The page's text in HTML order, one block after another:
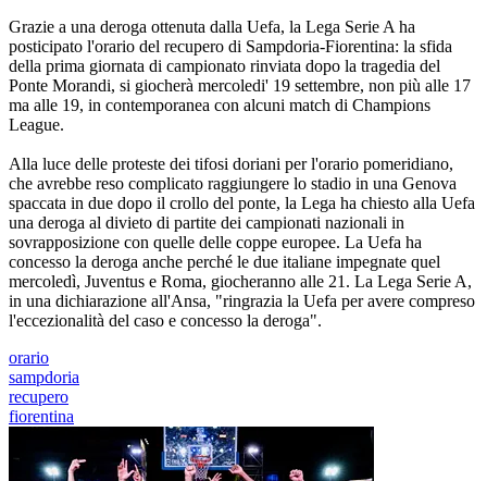
Grazie a una deroga ottenuta dalla Uefa, la Lega Serie A ha
posticipato l'orario del recupero di Sampdoria-Fiorentina: la sfida
della prima giornata di campionato rinviata dopo la tragedia del
Ponte Morandi, si giocherà mercoledi' 19 settembre, non più alle 17
ma alle 19, in contemporanea con alcuni match di Champions
League.
Alla luce delle proteste dei tifosi doriani per l'orario pomeridiano,
che avrebbe reso complicato raggiungere lo stadio in una Genova
spaccata in due dopo il crollo del ponte, la Lega ha chiesto alla Uefa
una deroga al divieto di partite dei campionati nazionali in
sovrapposizione con quelle delle coppe europee. La Uefa ha
concesso la deroga anche perché le due italiane impegnate quel
mercoledì, Juventus e Roma, giocheranno alle 21. La Lega Serie A,
in una dichiarazione all'Ansa, "ringrazia la Uefa per avere compreso
l'eccezionalità del caso e concesso la deroga".
orario
sampdoria
recupero
fiorentina